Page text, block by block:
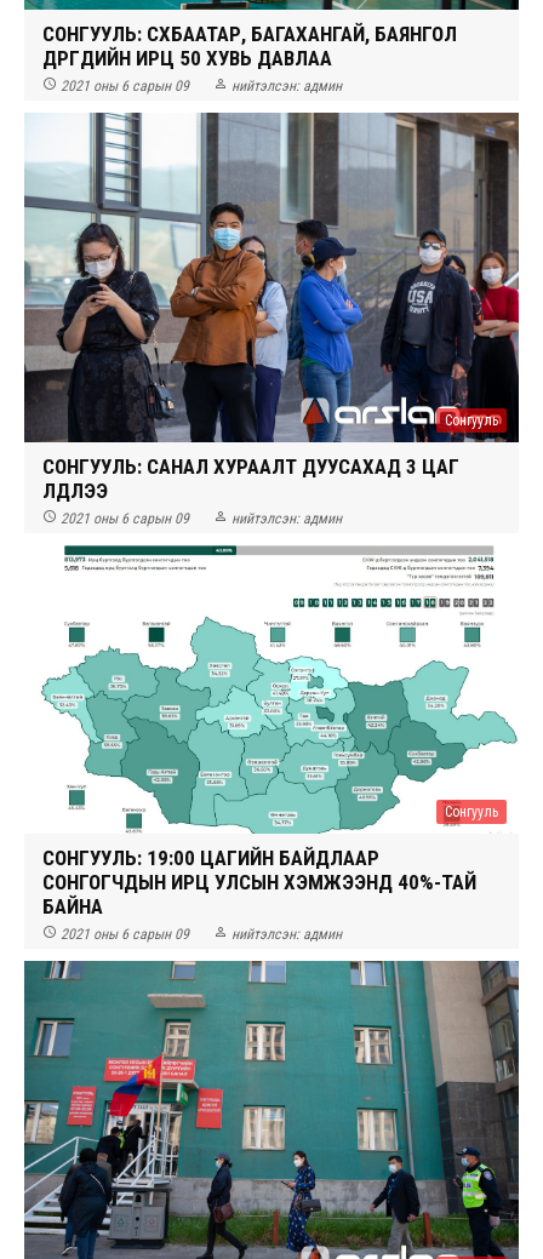
СОНГУУЛЬ: СҮХБААТАР, БАГАХАНГАЙ, БАЯНГОЛ
ДҮҮРГҮҮДИЙН ИРЦ 50 ХУВЬ ДАВЛАА
 2021 оны 6 сарын 09  нийтэлсэн: админ
Сонгууль
СОНГУУЛЬ: САНАЛ ХУРААЛТ ДУУСАХАД 3 ЦАГ
ҮЛДЛЭЭ
 2021 оны 6 сарын 09  нийтэлсэн: админ
Сонгууль
СОНГУУЛЬ: 19:00 ЦАГИЙН БАЙДЛААР
СОНГОГЧДЫН ИРЦ УЛСЫН ХЭМЖЭЭНД 40%-ТАЙ
БАЙНА
 2021 оны 6 сарын 09  нийтэлсэн: админ